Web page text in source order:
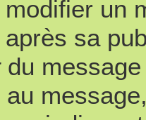
un
sa
du message